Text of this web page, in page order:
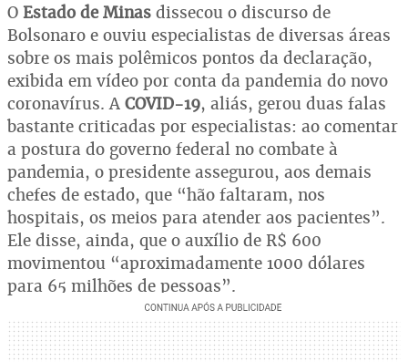
O Estado de Minas dissecou o discurso de
Bolsonaro e ouviu especialistas de diversas áreas
sobre os mais polêmicos pontos da declaração,
exibida em vídeo por conta da pandemia do novo
coronavírus. A COVID-19, aliás, gerou duas falas
bastante criticadas por especialistas: ao comentar
a postura do governo federal no combate à
pandemia, o presidente assegurou, aos demais
chefes de estado, que “hão faltaram, nos
hospitais, os meios para atender aos pacientes”.
Ele disse, ainda, que o auxílio de R$ 600
movimentou “aproximadamente 1000 dólares
para 65 milhões de pessoas”.